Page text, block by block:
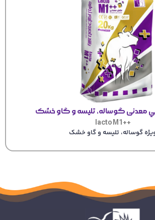
معدنی گوساله، تلیسه و گاو خشک
++lacto M1
گوساله، تلیسه و گاو خشک